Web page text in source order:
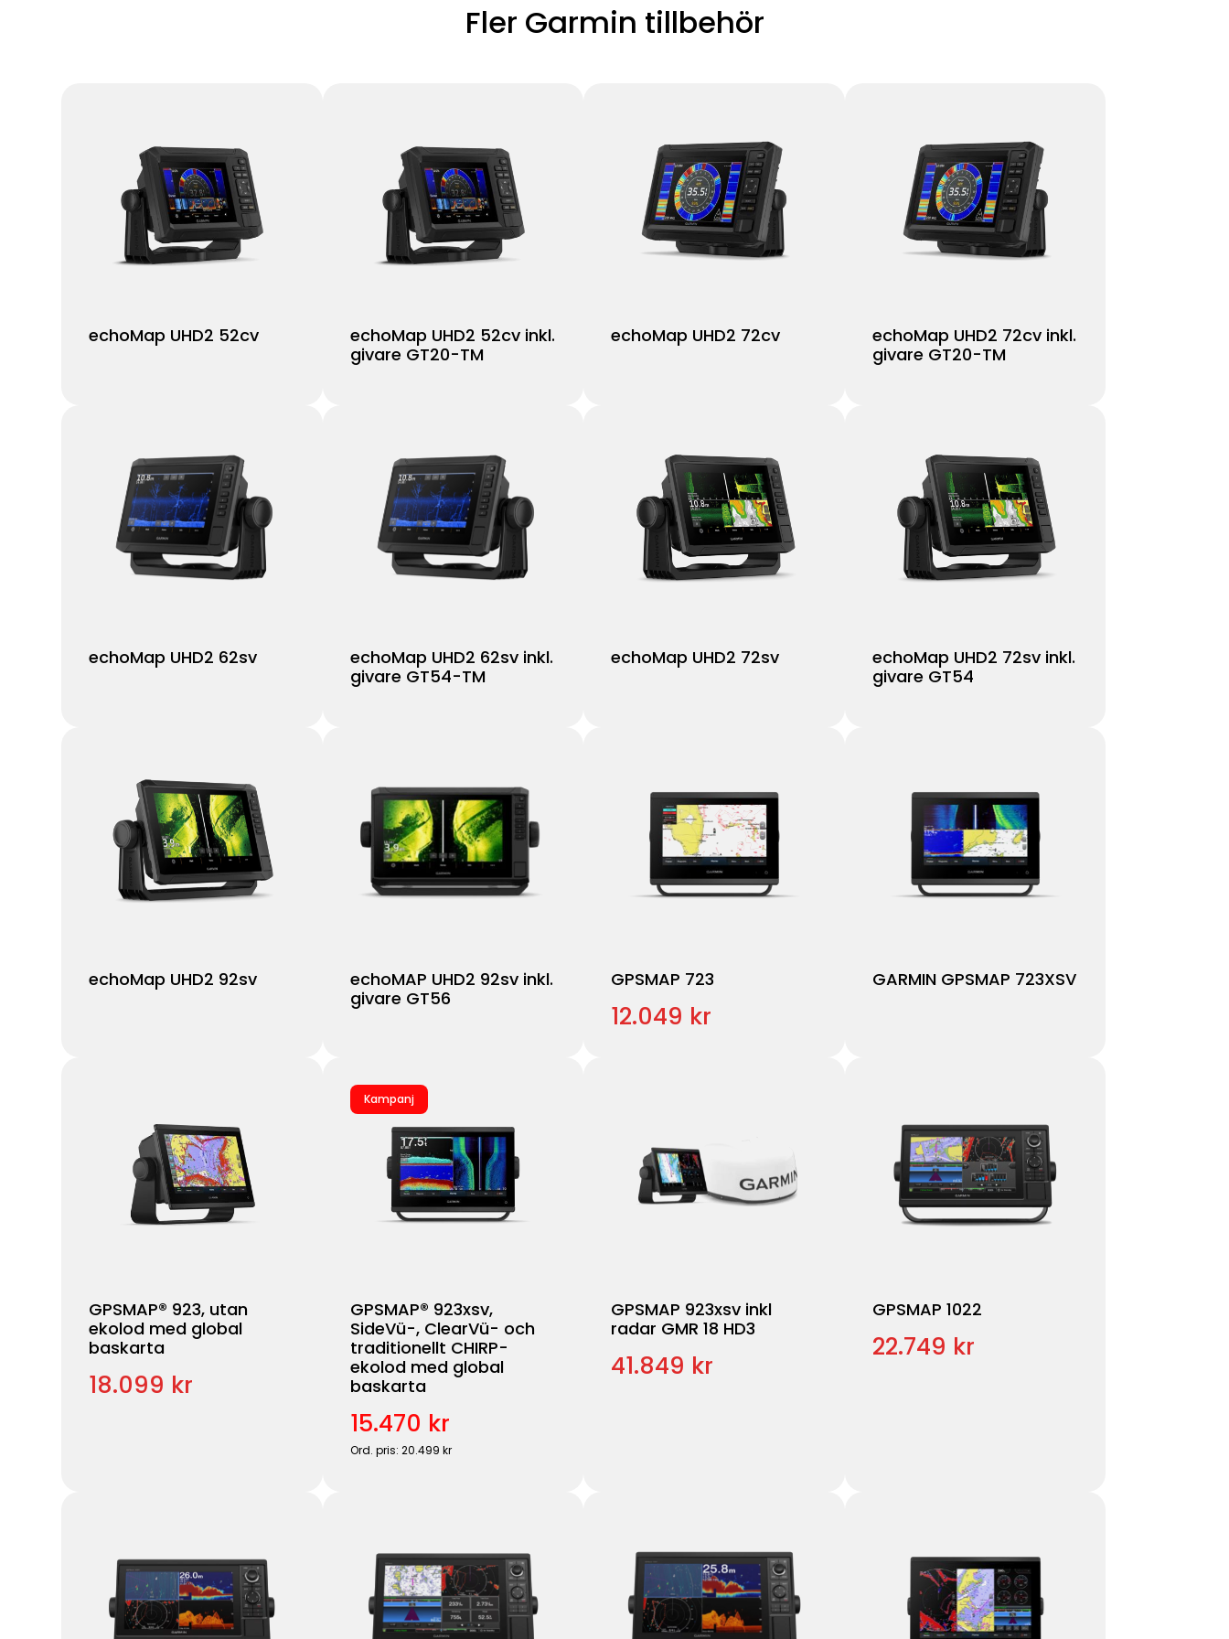
Fler Garmin tillbehör
echoMap UHD2 52cv
echoMap UHD2 52cv inkl.
givare GT20-TM
echoMap UHD2 72cv
echoMap UHD2 72cv inkl.
givare GT20-TM
echoMap UHD2 62sv
echoMap UHD2 62sv inkl.
givare GT54-TM
echoMap UHD2 72sv
echoMap UHD2 72sv inkl.
givare GT54
echoMap UHD2 92sv
echoMAP UHD2 92sv inkl.
givare GT56
GPSMAP 723
12.049 kr
GARMIN GPSMAP 723XSV
GPSMAP® 923, utan
ekolod med global
baskarta
18.099 kr
Kampanj
GPSMAP® 923xsv,
SideVü-, ClearVü- och
traditionellt CHIRP-
ekolod med global
baskarta
15.470 kr
Ord. pris: 20.499 kr
GPSMAP 923xsv inkl
radar GMR 18 HD3
41.849 kr
GPSMAP 1022
22.749 kr